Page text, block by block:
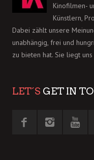
Kinofilmen-
Künstlern,
Dabei zählt unsere
unabhängig, frei und
zu bieten hat. Sie liegt
LET´S GET IN